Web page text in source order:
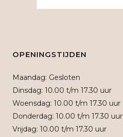
OPENINGSTIJDEN
Maandag: Gesloten
Dinsdag: 10.00 t/m 17.30 uur
Woensdag: 10.00 t/m 17.30 uur
Donderdag: 10.00 t/m 17.30 uur
Vrijdag: 10.00 t/m 17.30 uur